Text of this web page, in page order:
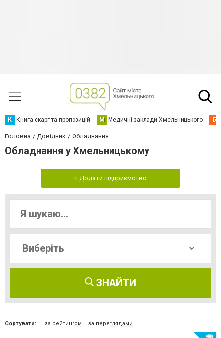
К Книга скарг та пропозицій М Медичні заклади Хмельницького Б
Головна Довідник Обладнання
Обладнання у Хмельницькому
+ Додати підприємство
ЗНАЙТИ
Сортувати: за рейтингом за переглядами